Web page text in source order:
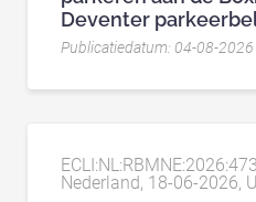
Deventer
Publicatiedatum: 04-08-2026
Nederland, 18-06-2026,